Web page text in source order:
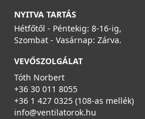
NYITVA TARTÁS
Hétfőtől - Péntekig: 8-16-ig,
Szombat - Vasárnap: Zárva.
VEVŐSZOLGÁLAT
Tóth Norbert
+36 30 011 8055
+36 1 427 0325 (108-as mellék)
info@ventilatorok.hu